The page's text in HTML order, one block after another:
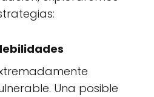
Una posible